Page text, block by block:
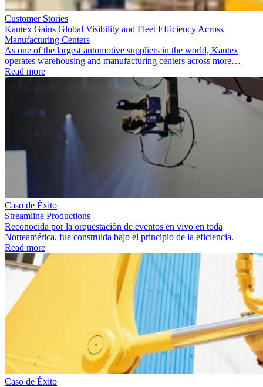
Customer Stories
Kautex Gains Global Visibility and Fleet Efficiency Across
Manufacturing Centers
As one of the largest automotive suppliers in the world, Kautex
operates warehousing and manufacturing centers across more…
Read more
Caso de Éxito
Streamline Productions
Reconocida por la orquestación de eventos en vivo en toda
Norteamérica, fue construida bajo el principio de la eficiencia.
Read more
Caso de Éxito